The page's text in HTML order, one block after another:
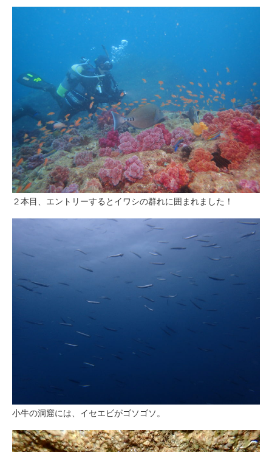
２本目、エントリーするとイワシの群れに囲まれました！
小牛の洞窟には、イセエビがゴソゴソ。